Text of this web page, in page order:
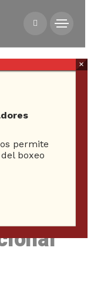
2018
permite
boxeo
×